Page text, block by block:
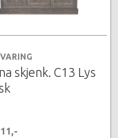
skjenk. C13 Lys